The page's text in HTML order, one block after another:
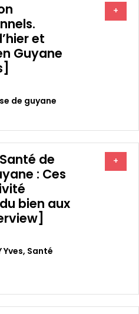
et
Guyane
de guyane
+
de
: Ces
bien aux
Yves, Santé
+